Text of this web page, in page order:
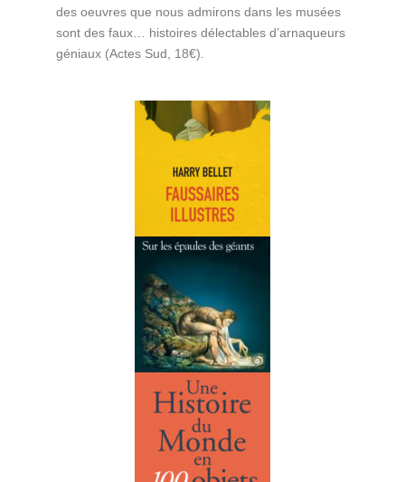
des oeuvres que nous admirons dans les musées
sont des faux… histoires délectables d’arnaqueurs
géniaux (Actes Sud, 18€).